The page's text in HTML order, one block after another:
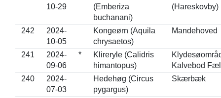
10-29
(Emberiza
buchanani)
(Hareskovby)
242
2024-
10-05
Kongeørn (Aquila
chrysaetos)
Mandehoved
241
2024-
09-06
*
Klireryle (Calidris
himantopus)
Kalvebod
240
2024-
07-03
Hedehøg (Circus
pygargus)
Skærbæk